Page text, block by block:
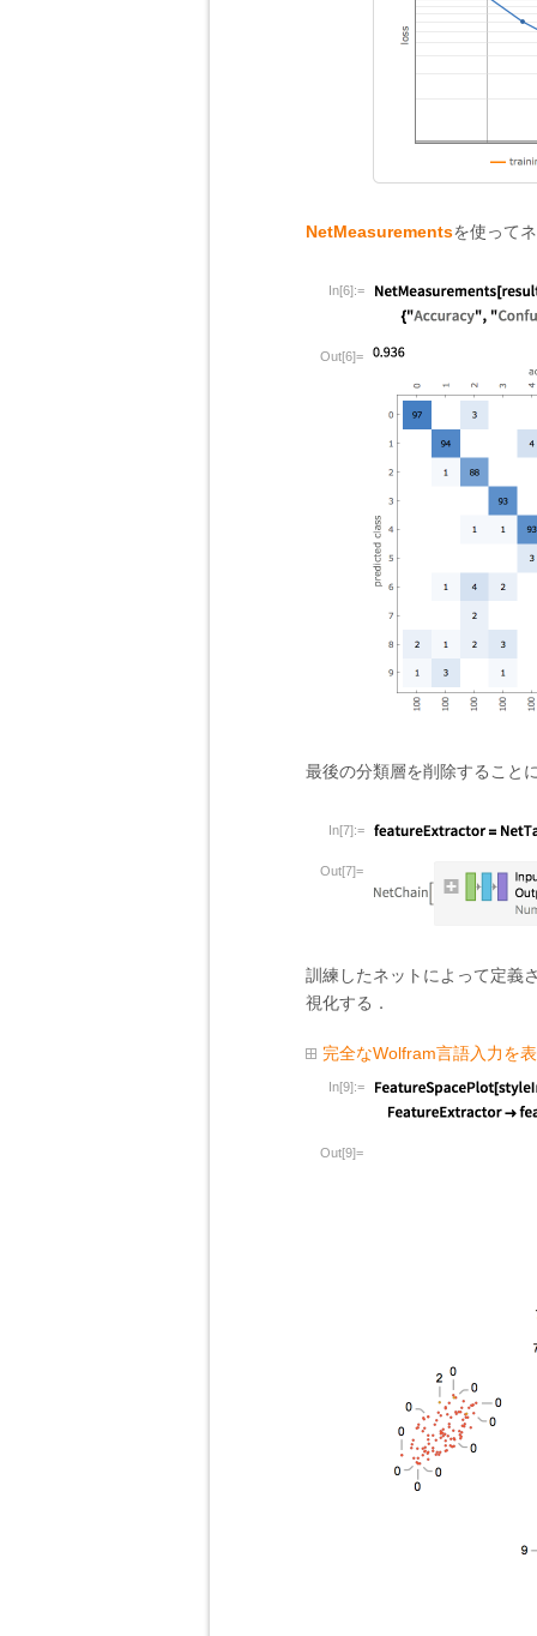
NetMeasurementsを使って
In[6]:=
Out[6]=
最後の分類層を削除すること
In[7]:=
Out[7]=
訓練したネットによって定義
視化する．
完全なWolfram言語入力を
In[9]:=
Out[9]=